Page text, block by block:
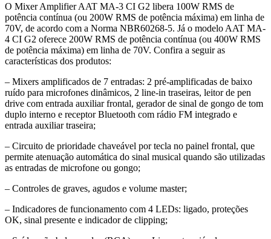
O Mixer Amplifier AAT MA-3 CI G2 libera 100W RMS de
potência contínua (ou 200W RMS de potência máxima) em linha de
70V, de acordo com a Norma NBR60268-5. Já o modelo AAT MA-
4 CI G2 oferece 200W RMS de potência contínua (ou 400W RMS
de potência máxima) em linha de 70V. Confira a seguir as
características dos produtos:
– Mixers amplificados de 7 entradas: 2 pré-amplificadas de baixo
ruído para microfones dinâmicos, 2 line-in traseiras, leitor de pen
drive com entrada auxiliar frontal, gerador de sinal de gongo de tom
duplo interno e receptor Bluetooth com rádio FM integrado e
entrada auxiliar traseira;
– Circuito de prioridade chaveável por tecla no painel frontal, que
permite atenuação automática do sinal musical quando são utilizadas
as entradas de microfone ou gongo;
– Controles de graves, agudos e volume master;
– Indicadores de funcionamento com 4 LEDs: ligado, proteções
OK, sinal presente e indicador de clipping;